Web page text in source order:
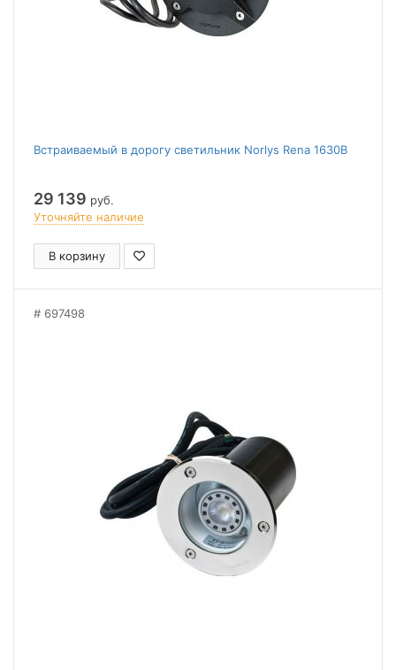
Встраиваемый в дорогу светильник Norlys Rena 1630B
29 139 руб.
Уточняйте наличие
В корзину
697498